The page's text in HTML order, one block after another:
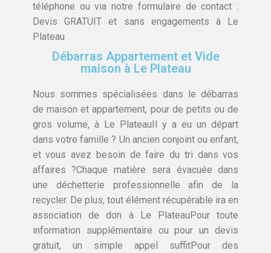
téléphone ou via notre formulaire de contact :
Devis GRATUIT et sans engagements à Le
Plateau
Débarras Appartement et Vide
maison à Le Plateau
Nous sommes spécialisées dans le débarras
de maison et appartement, pour de petits ou de
gros volume, à Le PlateauIl y a eu un départ
dans votre famille ? Un ancien conjoint ou enfant,
et vous avez besoin de faire du tri dans vos
affaires ?Chaque matière sera évacuée dans
une déchetterie professionnelle afin de la
recycler. De plus, tout élément récupérable ira en
association de don à Le PlateauPour toute
information supplémentaire ou pour un devis
gratuit, un simple appel suffitPour des